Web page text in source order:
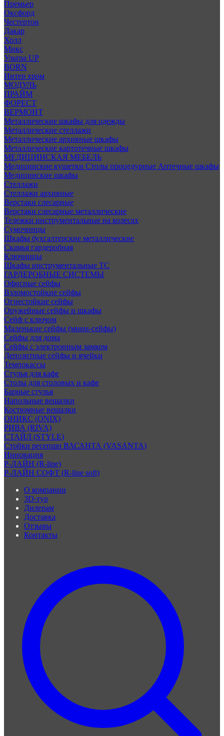
Премьер
Оксфорд
Честертон
Дакар
Холл
Микс
Ультра UP
BORN
Интер хром
МОДУЛЬ
ПРАЙМ
ФОРЕСТ
ВЕРМОНТ
Металлические шкафы для одежды
Металлические стеллажи
Металлические архивные шкафы
Металлические картотечные шкафы
МЕДИЦИНСКАЯ МЕБЕЛЬ
Медицинские кушетки Столы процедурные Аптечные шкафы
Медицинские шкафы
Стеллажи
Стеллажи архивные
Верстаки слесарные
Верстаки слесарные металлические
Тележки инструментальные на колесах
Сумочницы
Шкафы бухгалтерские металлические
Скамья гардеробная
Ключницы
Шкафы инструментальные ТС
ГАРДЕРОБНЫЕ СИСТЕМЫ
Офисные сейфы
Взломостойкие сейфы
Огнестойкие сейфы
Оружейные сейфы и шкафы
Сейф с ключом
Маленькие сейфы (мини-сейфы)
Сейфы для дома
Сейфы с электронным замком
Депозитные сейфы и ячейки
Темпокассы
Стулья для кафе
Столы для столовых и кафе
Барные стулья
Напольные вешалки
Костюмные вешалки
ОНИКС (ONIX)
РИВА (RIVA)
СТАЙЛ (STYLE)
Стойки ресепшн ВАСАНТА (VASANTA)
Инновация
Р-ЛАЙН (R-line)
Р-ЛАЙН СОФТ (R-line soft)
О компании
3D-тур
Дилерам
Доставка
Отзывы
Контакты